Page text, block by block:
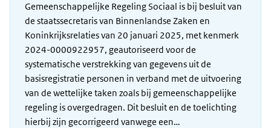
Gemeenschappelijke Regeling Sociaal is bij besluit van
de staatssecretaris van Binnenlandse Zaken en
Koninkrijksrelaties van 20 januari 2025, met kenmerk
2024-0000922957, geautoriseerd voor de
systematische verstrekking van gegevens uit de
basisregistratie personen in verband met de uitvoering
van de wettelijke taken zoals bij gemeenschappelijke
regeling is overgedragen. Dit besluit en de toelichting
hierbij zijn gecorrigeerd vanwege een…